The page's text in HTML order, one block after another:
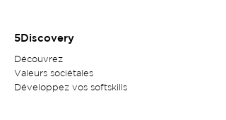
5Discovery
Découvrez
Valeurs sociétales
Développez vos softskills